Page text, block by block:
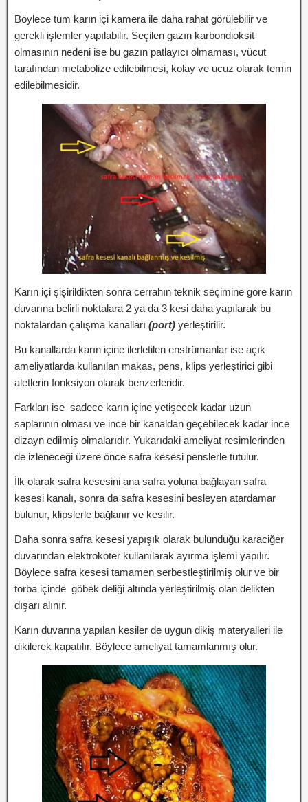
Böylece tüm karın içi kamera ile daha rahat görülebilir ve
gerekli işlemler yapılabilir. Seçilen gazın karbondioksit
olmasının nedeni ise bu gazın patlayıcı olmaması, vücut
tarafından metabolize edilebilmesi, kolay ve ucuz olarak temin
edilebilmesidir.
Karın içi şişirildikten sonra cerrahın teknik seçimine göre karın
duvarına belirli noktalara 2 ya da 3 kesi daha yapılarak bu
noktalardan çalışma kanalları (port) yerleştirilir.
Bu kanallarda karın içine ilerletilen enstrümanlar ise açık
ameliyatlarda kullanılan makas, pens, klips yerleştirici gibi
aletlerin fonksiyon olarak benzerleridir.
Farkları ise sadece karın içine yetişecek kadar uzun
saplarının olması ve ince bir kanaldan geçebilecek kadar ince
dizayn edilmiş olmalarıdır. Yukarıdaki ameliyat resimlerinden
de izleneceği üzere önce safra kesesi penslerle tutulur.
İlk olarak safra kesesini ana safra yoluna bağlayan safra
kesesi kanalı, sonra da safra kesesini besleyen atardamar
bulunur, klipslerle bağlanır ve kesilir.
Daha sonra safra kesesi yapışık olarak bulunduğu karaciğer
duvarından elektrokoter kullanılarak ayırma işlemi yapılır.
Böylece safra kesesi tamamen serbestleştirilmiş olur ve bir
torba içinde göbek deliği altında yerleştirilmiş olan delikten
dışarı alınır.
Karın duvarına yapılan kesiler de uygun dikiş materyalleri ile
dikilerek kapatılır. Böylece ameliyat tamamlanmış olur.